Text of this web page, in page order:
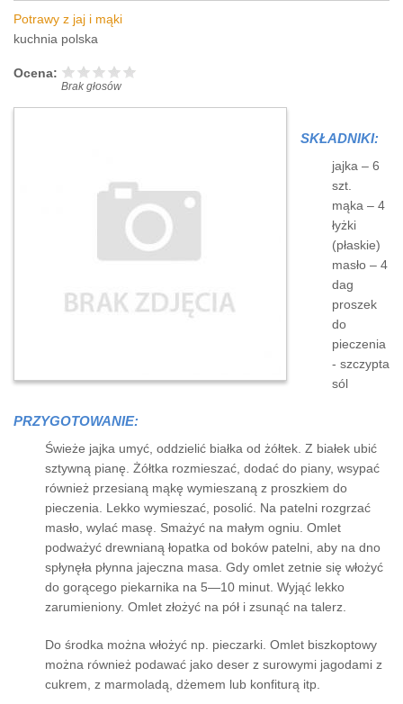
Potrawy z jaj i mąki
kuchnia polska
Ocena:
Brak głosów
SKŁADNIKI:
jajka – 6
szt.
mąka – 4
łyżki
(płaskie)
masło – 4
dag
proszek
do
pieczenia
- szczypta
sól
PRZYGOTOWANIE:
Świeże jajka umyć, oddzielić białka od żółtek. Z białek ubić
sztywną pianę. Żółtka rozmieszać, dodać do piany, wsypać
również przesianą mąkę wymieszaną z proszkiem do
pieczenia. Lekko wymieszać, posolić. Na patelni rozgrzać
masło, wylać masę. Smażyć na małym ogniu. Omlet
podważyć drewnianą łopatka od boków patelni, aby na dno
spłynęła płynna jajeczna masa. Gdy omlet zetnie się włożyć
do gorącego piekarnika na 5—10 minut. Wyjąć lekko
zarumieniony. Omlet złożyć na pół i zsunąć na talerz.
Do środka można włożyć np. pieczarki. Omlet biszkoptowy
można również podawać jako deser z surowymi jagodami z
cukrem, z marmoladą, dżemem lub konfiturą itp.